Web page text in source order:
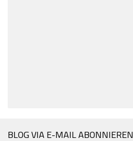
BLOG VIA E-MAIL ABONNIEREN